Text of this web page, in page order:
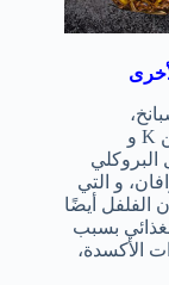
و فيتامين K و
و التي
الفلفل أيضًا
بسبب
الأكسدة،